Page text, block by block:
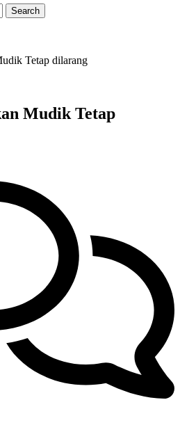
Tetap dilarang
Mudik Tetap